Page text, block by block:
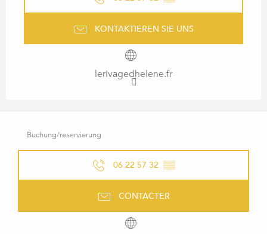
KONTAKTIEREN SIE UNS
lerivagedhelene.fr
Buchung/reservierung
06 22 57 32 ▒▒
CONTACTER